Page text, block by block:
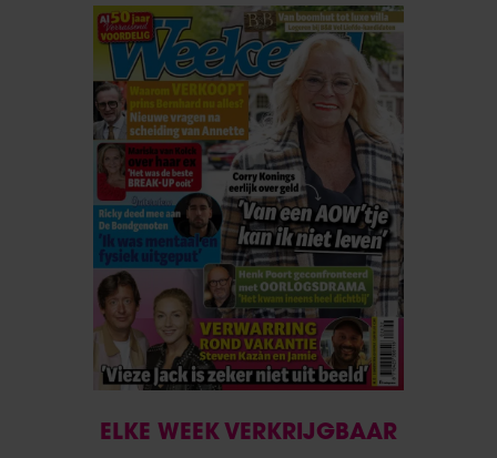
ELKE WEEK VERKRIJGBAAR